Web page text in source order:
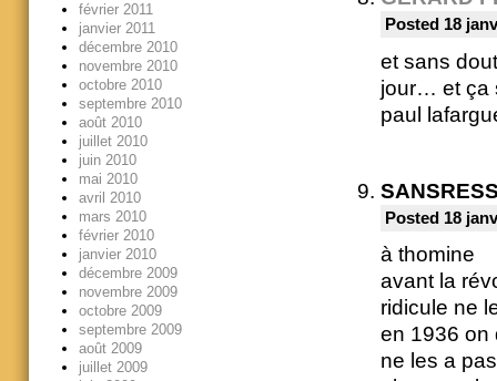
Posted 18
et sans
jour… et ça
paul
Posted 18
à thomine
avant la
ridicule ne
en 1936 on
ne les a
février 2011
janvier 2011
décembre 2010
novembre 2010
octobre 2010
septembre 2010
août 2010
juillet 2010
juin 2010
mai 2010
avril 2010
mars 2010
février 2010
janvier 2010
décembre 2009
novembre 2009
octobre 2009
septembre 2009
août 2009
juillet 2009